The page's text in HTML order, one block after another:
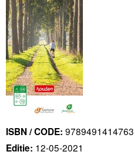
ISBN / CODE: 9789491414763
Editie: 12-05-2021